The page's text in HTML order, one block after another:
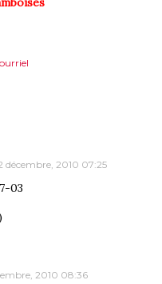
décembre, 2010 07:25
03
2010 08:36